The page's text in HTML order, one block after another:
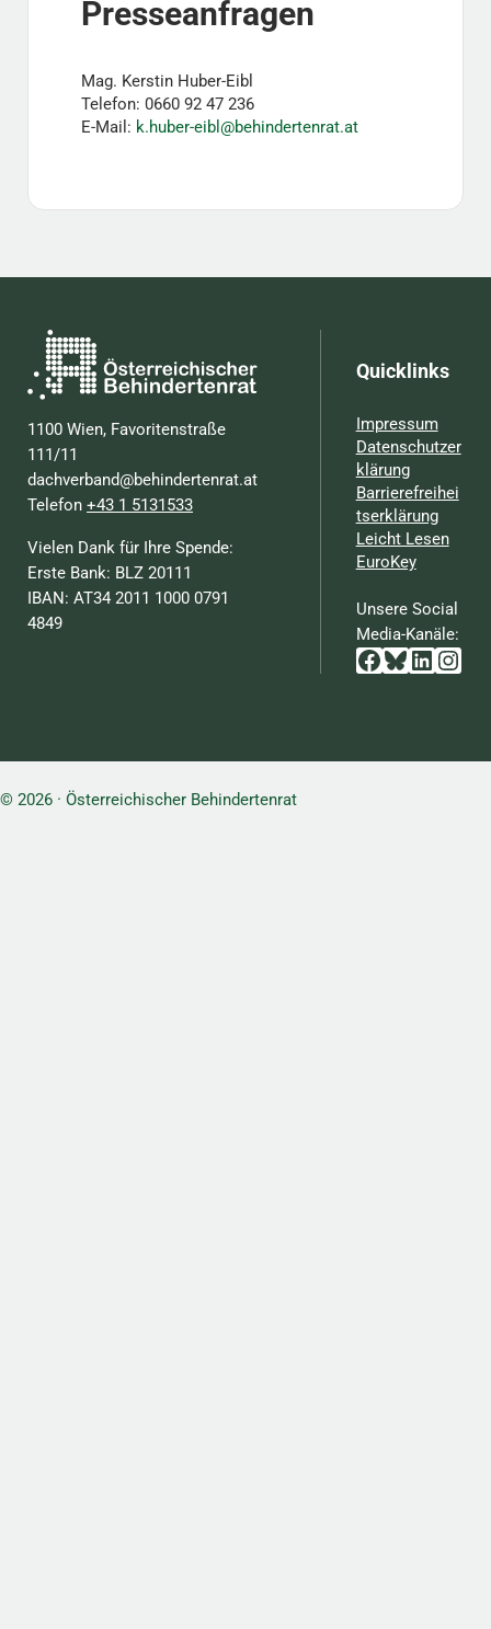
Presseanfragen
Mag. Kerstin Huber-Eibl
Telefon: 0660 92 47 236
E-Mail: k.huber-eibl@behindertenrat.at
1100 Wien, Favoritenstraße
111/11
dachverband@behindertenrat.at
Telefon+43 1 5131533
Vielen Dank für Ihre Spende:
Erste Bank: BLZ 20111
IBAN: AT34 2011 1000 0791
4849
Quicklinks
Impressum
Datenschutzer
klärung
Barrierefreihei
tserklärung
Leicht Lesen
EuroKey
Unsere Social
Media-Kanäle:
Facebook
Bluesky
© 2026 · Österreichischer Behindertenrat